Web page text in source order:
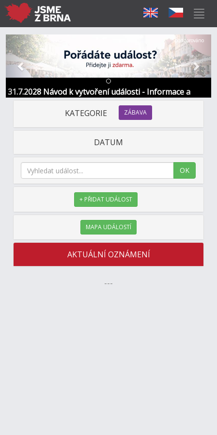
31.7.2028 Návod k vytvoření události - Informace a
kontakt
Předchozí Další
Sponzorováno
KATEGORIE ZÁBAVA
DATUM
OK
+ PŘIDAT UDÁLOST
MAPA UDÁLOSTÍ
AKTUÁLNÍ OZNÁMENÍ
---